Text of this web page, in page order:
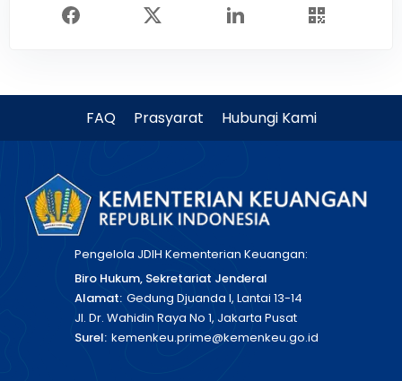
FAQ Prasyarat Hubungi Kami
Pengelola JDIH Kementerian Keuangan:
Biro Hukum, Sekretariat Jenderal
Alamat: Gedung Djuanda I, Lantai 13-14
Jl. Dr. Wahidin Raya No 1, Jakarta Pusat
Surel: kemenkeu.prime@kemenkeu.go.id